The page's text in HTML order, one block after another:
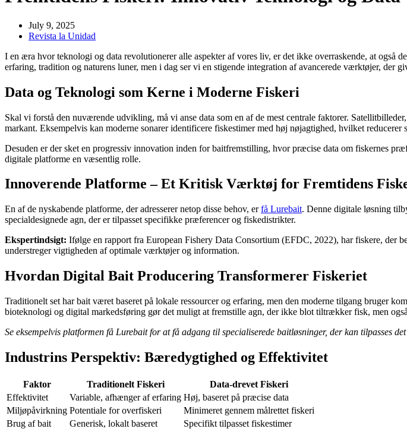
July 9, 2025
Revista la Unidad
I en æra hvor teknologi og data revolutionerer alle aspekter af vores liv, er det ikke overraskende, at
erfaring, tradition og naturens luner, men i dag ser vi en stigende integration af avancerede værktøjer,
Data og Teknologi som Kerne i Moderne Fiskeri
Skal vi forstå den nuværende udvikling, må vi anse data som en af de mest centrale faktorer.
markant. Eksempelvis kan moderne sonarer identificere fiskestimer med høj nøjagtighed, hvilket
Desuden er der sket en progressiv innovation inden for baitfremstilling, hvor præcise data om fiskernes
digitale platforme en væsentlig rolle.
Innoverende Platforme – Et Kritisk Værktøj for Fremtidens
En af de nyskabende platforme, der adresserer netop disse behov, erfå Lurebait. Denne digitale løsning
specialdesignede agn, der er tilpasset specifikke præferencer og fiskedistrikter.
Ekspertindsigt: Ifølge en rapport fra European Fishery Data Consortium (EFDC, 2022), har fiskere, der
understreger vigtigheden af optimale værktøjer og information.
Hvordan Digital Bait Producering Transformerer Fiskeriet
Traditionelt set har bait været baseret på lokale ressourcer og erfaring, men den moderne tilgang bruger
bioteknologi og digital markedsføring gør det muligt at fremstille agn, der ikke blot tiltrækker fisk, men
Se eksempelvis platformen få Lurebait for at få adgang til specialiserede baitløsninger, der kan tilpasses
Industrins Perspektiv: Bæredygtighed og Effektivitet
Faktor Traditionelt Fiskeri
Data-drevet Fiskeri
Effektivitet
Variable, afhænger af erfaring Høj, baseret på præcise data
Miljøpåvirkning Potentiale for overfiskeri
Minimeret gennem målrettet fiskeri
Brug af bait
Generisk, lokalt baseret Specifikt tilpasset fiskestimer